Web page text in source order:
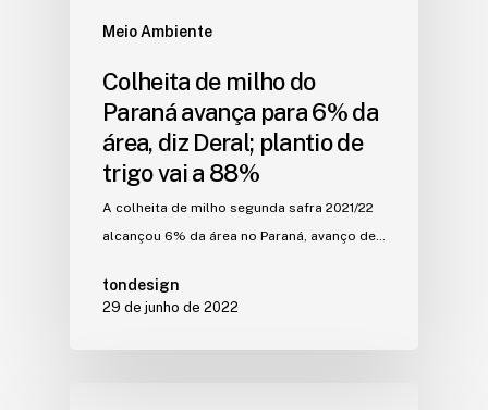
Meio Ambiente
Colheita de milho do
Paraná avança para 6% da
área, diz Deral; plantio de
trigo vai a 88%
A colheita de milho segunda safra 2021/22
alcançou 6% da área no Paraná, avanço de…
tondesign
29 de junho de 2022